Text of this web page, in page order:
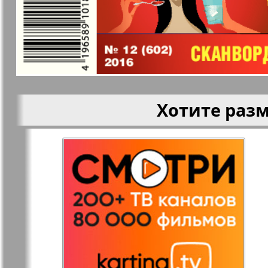
здоровья
Наша марка Наше
Парус
Районка-Süd-West
Районка-
Bremen
Редакция
Рейнская
Хотите